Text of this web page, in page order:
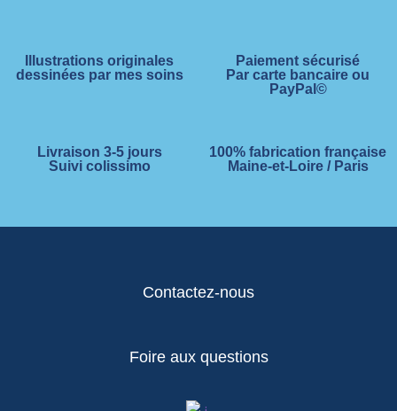
Illustrations originales
dessinées par mes soins
Paiement sécurisé
Par carte bancaire ou
PayPal©
Livraison 3-5 jours
Suivi colissimo
100% fabrication française
Maine-et-Loire / Paris
Contactez-nous
Foire aux questions